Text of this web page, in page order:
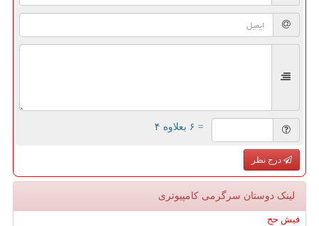
= ۶ بعلاوه ۴
درج نظر
لینک دوستان سرگرمی كامپیوتری
فیش حج